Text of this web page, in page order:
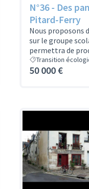
N°36 - Des
Pitard-Ferry
Nous proposons
sur le groupe
permettra de
Transition
50 000 €